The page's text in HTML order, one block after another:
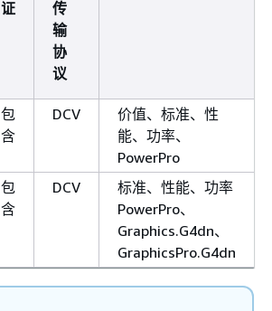
证
传
输
协
议
包
含
DCV
价值、标准、性
能、功率、
PowerPro
包
含
DCV
标准、性能、功率
PowerPro、
Graphics.G4dn、
GraphicsPro.G4dn